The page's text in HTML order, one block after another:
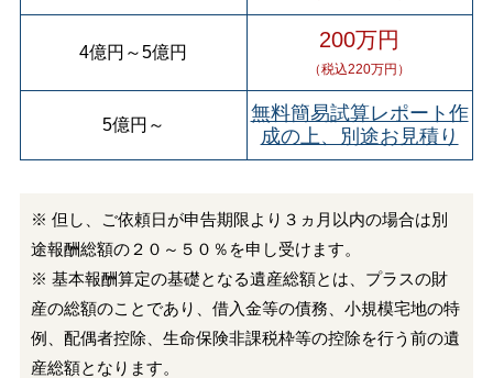
4億円 ～ 5億円 200万円
（税込220万円）
5億円 ～
無料簡易試算レポート作
成の上、別途お見積り
※ 但し、ご依頼日が申告期限より３ヵ月以内の場合は別
途報酬総額の２０～５０％を申し受けます。
※ 基本報酬算定の基礎となる遺産総額とは、プラスの財
産の総額のことであり、借入金等の債務、小規模宅地の特
例、配偶者控除、生命保険非課税枠等の控除を行う前の遺
産総額となります。